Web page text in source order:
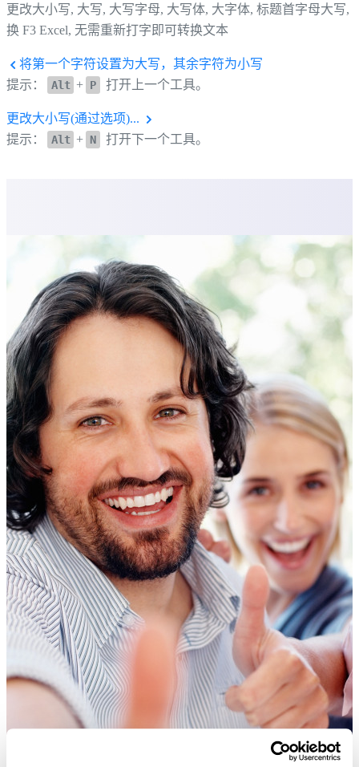
更改大小写, 大写, 大写字母, 大写体, 大字体, 标题首字母大写,
换 F3 Excel, 无需重新打字即可转换文本
将第一个字符设置为大写，其余字符为小写
提示：
Alt + P 打开上一个工具。
更改大小写(通过选项)...
提示：
Alt + N 打开下一个工具。